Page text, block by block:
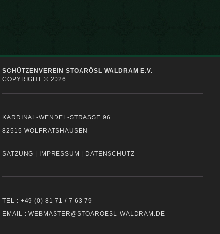
SCHÜTZENVEREIN STOARÖSL WALDRAM E.V.
COPYRIGHT © 2026
KARDINAL-WENDEL-STRASSE 96
82515 WOLFRATSHAUSEN
SATZUNG IMPRESSUM DATENSCHUTZ
TEL : +49 (0) 81 71 / 7 63 79
EMAIL : WEBMASTER@STOAROESL-WALDRAM.DE